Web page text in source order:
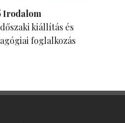
Irodalom
kiállítás és
foglalkozás